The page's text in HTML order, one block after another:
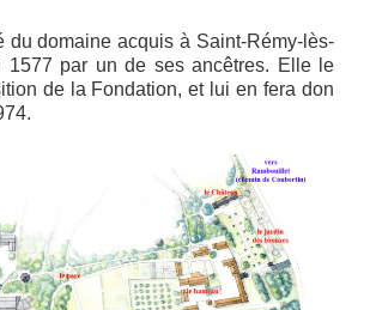
du domaine acquis à Saint-Rémy-lès-
1577 par un de ses ancêtres. Elle le
de la Fondation, et lui en fera don